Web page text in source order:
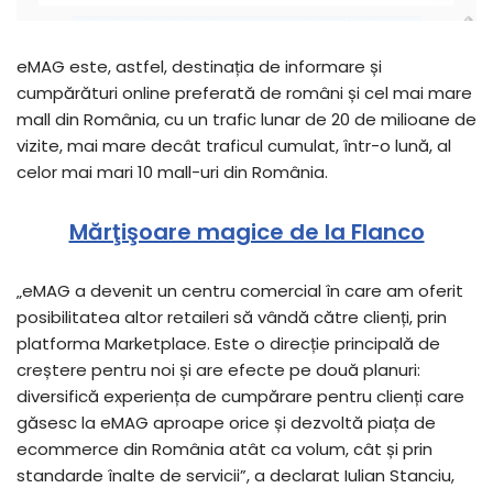
eMAG este, astfel, destinația de informare și
cumpărături online preferată de români și cel mai mare
mall din România, cu un trafic lunar de 20 de milioane de
vizite, mai mare decât traficul cumulat, într-o lună, al
celor mai mari 10 mall-uri din România.
Mărţişoare magice de la Flanco
„eMAG a devenit un centru comercial în care am oferit
posibilitatea altor retaileri să vândă către clienți, prin
platforma Marketplace. Este o direcție principală de
creștere pentru noi și are efecte pe două planuri:
diversifică experiența de cumpărare pentru clienți care
găsesc la eMAG aproape orice și dezvoltă piața de
ecommerce din România atât ca volum, cât și prin
standarde înalte de servicii”, a declarat Iulian Stanciu,